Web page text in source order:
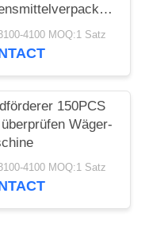
Min 150g
4100 MOQ:1 Satz
150PCS
Wäger-
4100 MOQ:1 Satz